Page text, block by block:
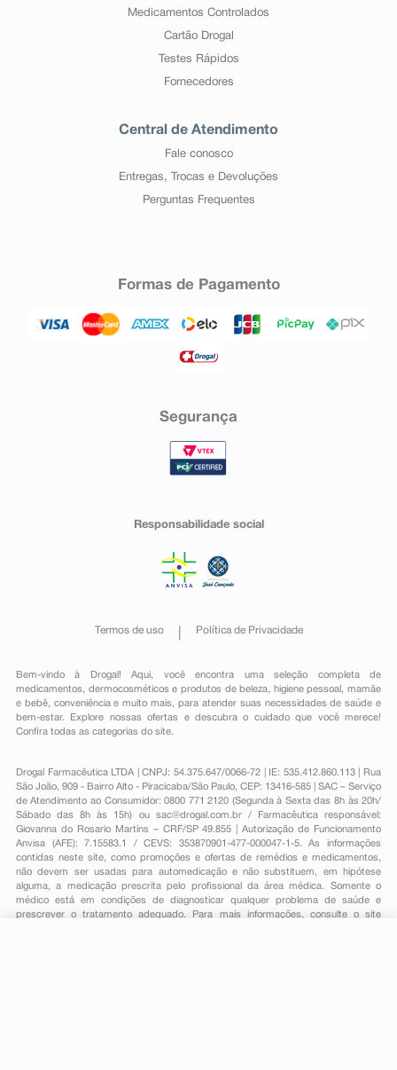
Medicamentos Controlados
Cartão Drogal
Testes Rápidos
Fornecedores
Central de Atendimento
Fale conosco
Entregas, Trocas e Devoluções
Perguntas Frequentes
Formas de Pagamento
Segurança
Responsabilidade social
Termos de uso Política de Privacidade
Bem-vindo à Drogal! Aqui, você encontra uma seleção completa de
medicamentos , dermocosméticos e produtos de beleza, higiene pessoal ,mamãe
e bebê, conveniênciae muito mais, para atender suas necessidades de saúde e
bem-estar. Explore nossas ofertas e descubra o cuidado que você merece!
Confira todas as categorias do site.
Drogal Farmacêutica LTDA | CNPJ: 54.375.647/0066-72 | IE: 535.412.860.113 | Rua
São João, 909 - Bairro Alto - Piracicaba/São Paulo, CEP: 13416-585 | SAC – Serviço
de Atendimento ao Consumidor: 0800 771 2120 (Segunda à Sexta das 8h às 20h/
Sábado das 8h às 15h) ou sac@drogal.com.br/ Farmacêutica responsável:
Giovanna do Rosario Martins – CRF/SP 49.855 | Autorização de Funcionamento
Anvisa (AFE): 7.15583.1 / CEVS: 353870901-477-000047-1-5. As informações
contidas neste site, como promoções e ofertas de remédios e medicamentos,
não devem ser usadas para automedicação e não substituem, em hipótese
alguma, a medicação prescrita pelo profissional da área médica. Somente o
médico está em condições de diagnosticar qualquer problema de saúde e
prescrever o tratamento adequado. Para mais informações, consulte o site